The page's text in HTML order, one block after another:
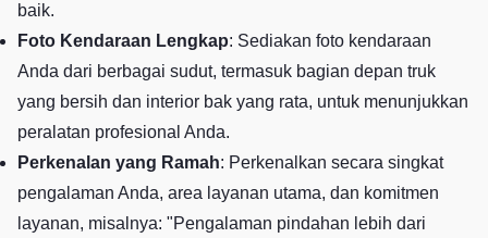
baik.
Foto Kendaraan Lengkap: Sediakan foto kendaraan
Anda dari berbagai sudut, termasuk bagian depan truk
yang bersih dan interior bak yang rata, untuk menunjukkan
peralatan profesional Anda.
Perkenalan yang Ramah: Perkenalkan secara singkat
pengalaman Anda, area layanan utama, dan komitmen
layanan, misalnya: "Pengalaman pindahan lebih dari